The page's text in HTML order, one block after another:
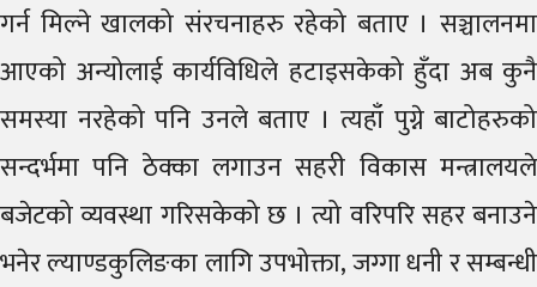
गर्न मिल्ने खालको संरचनाहरु रहेको बताए । सञ्चालनमा
आएको अन्योलाई कार्यविधिले हटाइसकेको हुँदा अब कुनै
समस्या नरहेको पनि उनले बताए । त्यहाँ पुग्ने बाटोहरुको
सन्दर्भमा पनि ठेक्का लगाउन सहरी विकास मन्त्रालयले
बजेटको व्यवस्था गरिसकेको छ । त्यो वरिपरि सहर बनाउने
भनेर ल्याण्डकुलिङका लागि उपभोक्ता, जग्गा धनी र सम्बन्धी